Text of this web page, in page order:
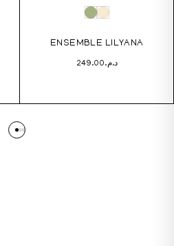
ENSEMBLE LILYANA
د.م.249.00